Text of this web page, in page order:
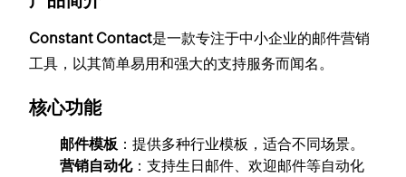
Constant Contact是一款专注于中小企业的邮件营销
工具，以其简单易用和强大的支持服务而闻名。
核心功能
邮件模板 ：提供多种行业模板，适合不同场景。
营销自动化：支持生日邮件、欢迎邮件等自动化